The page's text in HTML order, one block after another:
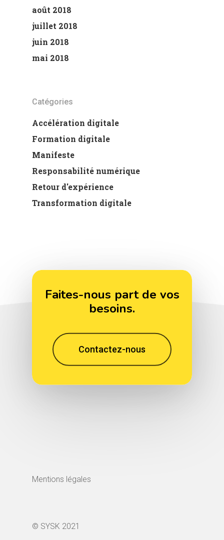
août 2018
juillet 2018
juin 2018
mai 2018
Catégories
Accélération digitale
Formation digitale
Manifeste
Responsabilité numérique
Retour d'expérience
Transformation digitale
Faites-nous part de vos
besoins.
Contactez-nous
Mentions légales
© SYSK 2021